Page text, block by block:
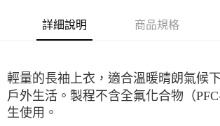
每筆NT$60，滿NT$490(含以上)免運費
離島宅配
每筆NT$80，滿NT$490(含以上)免運費
詳細說明 商品規格
輕量的長袖上衣，適合溫暖晴朗氣候
戶外生活。製程不含全氟化合物（
生使用。